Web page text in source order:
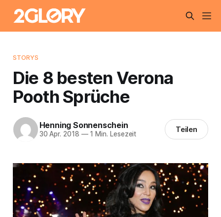
STORYS
Die 8 besten Verona
Pooth Sprüche
Henning Sonnenschein
30 Apr. 2018 —1 Min. Lesezeit Teilen